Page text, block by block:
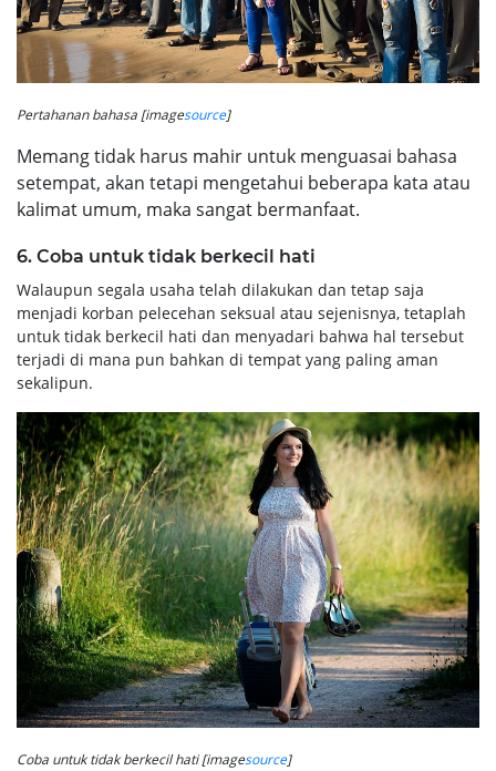
Pertahanan bahasa [imagesource]
Memang tidak harus mahir untuk menguasai bahasa
setempat, akan tetapi mengetahui beberapa kata atau
kalimat umum, maka sangat bermanfaat.
6. Coba untuk tidak berkecil hati
Walaupun segala usaha telah dilakukan dan tetap saja
menjadi korban pelecehan seksual atau sejenisnya, tetaplah
untuk tidak berkecil hati dan menyadari bahwa hal tersebut
terjadi di mana pun bahkan di tempat yang paling aman
sekalipun.
Coba untuk tidak berkecil hati [imagesource]